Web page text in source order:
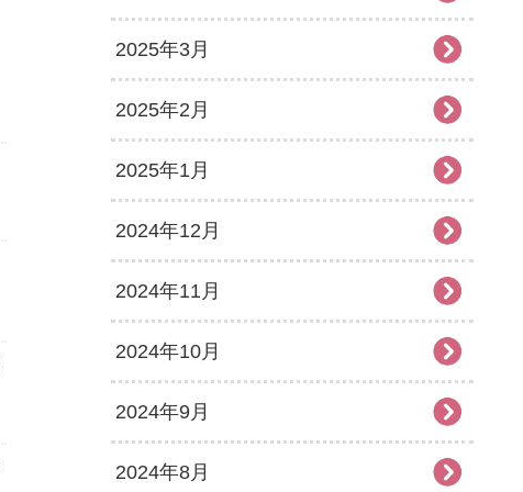
2025年3月
2025年2月
2025年1月
2024年12月
2024年11月
2024年10月
2024年9月
2024年8月